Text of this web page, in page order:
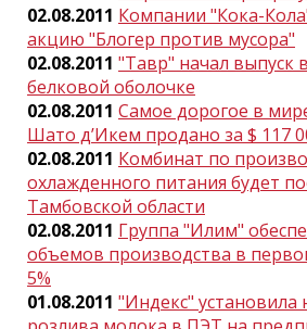
02.08.2011 Компании "Кока-
акцию "Блогер против мусора"
02.08.2011 "Тавр" начал выпуск
белковой оболочке
02.08.2011 Самое дорогое в
Шато д’Икем продано за $ 117
02.08.2011 Комбинат по
охлажденного питания будет
Тамбовской области
02.08.2011 Группа "Илим"
объемов производства в
5%
01.08.2011 "Индекс"